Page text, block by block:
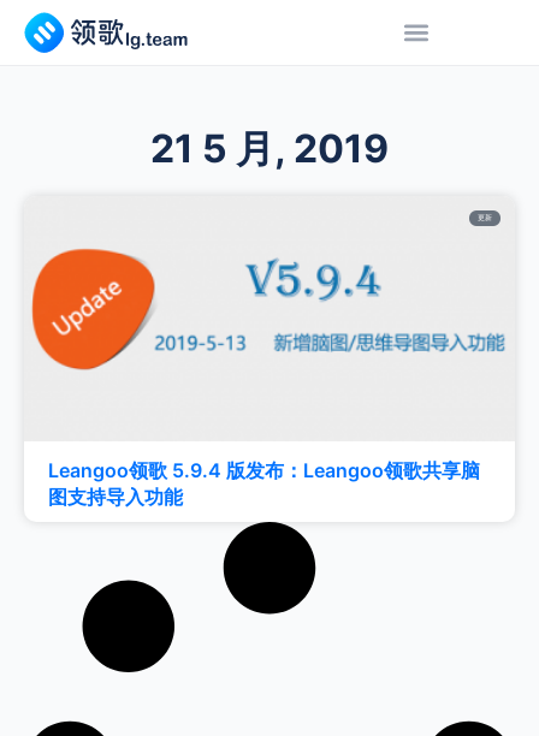
21 5 月, 2019
更新
Leangoo领歌 5.9.4 版发布：Leangoo领歌共享脑
图支持导入功能